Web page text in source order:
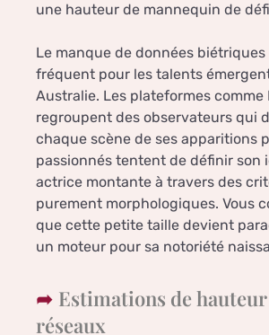
une hauteur de mannequin de
Le manque de données
fréquent pour les talents
Australie. Les plateformes comme
regroupent des observateurs qui
chaque scène de ses apparitions
passionnés tentent de définir son
actrice montante à travers des
purement morphologiques. Vous
que cette petite taille devient
un moteur pour sa notoriété
Estimations de
réseaux